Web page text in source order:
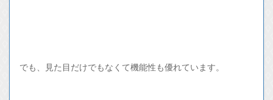
でも、見た目だけでもなくて機能性も優れています。